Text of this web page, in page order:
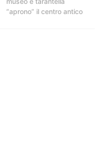
“aprono” il centro antico